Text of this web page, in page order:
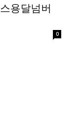
용달넘버
0